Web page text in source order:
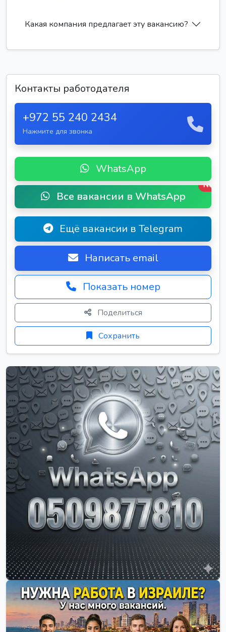
Какая компания предлагает эту вакансию?
Контакты работодателя
+972 55 240 2434
Нажмите для звонка
WhatsApp
Все вакансии в WhatsApp
New
Ещё вакансии в Telegram
Написать email
Показать номер
Поделиться
Сохранить